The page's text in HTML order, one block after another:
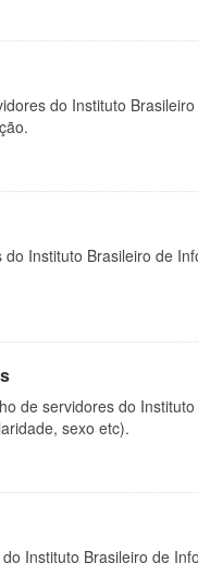
do Instituto
Instituto Brasileiro de
de servidores do
sexo etc).
Instituto Brasileiro de